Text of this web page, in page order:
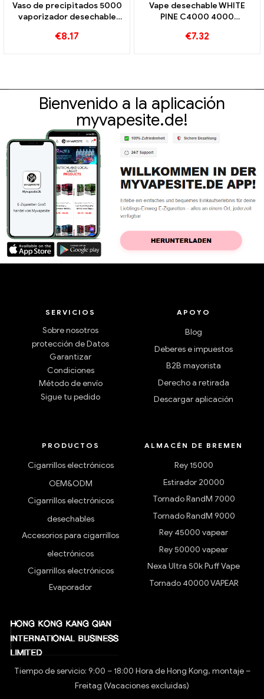
Vaso de precipitados 5000
vaporizador desechable
€8.17
Vape desechable WHITE
PINE C4000 4000
€7.32
Bienvenido a la aplicación
myvapesite.de!
SERVICIOS
Sobre nosotros
protección de Datos
Garantizar
Condiciones
Método de envío
Sigue tu pedido
APOYO
Blog
Deberes e impuestos
B2B mayorista
Derecho a retirada
Descargar aplicación
PRODUCTOS
Cigarrillos electrónicos
OEM&ODM
Cigarrillos electrónicos
desechables
Accesorios para cigarrillos
electrónicos
Cigarrillos electrónicos
Evaporador
ALMACÉN DE BREMEN
Rey 15000
Estirador 20000
Tornado RandM 7000
Tornado RandM 9000
Rey 45000 vapear
Rey 50000 vapear
Nexa Ultra 50k Puff Vape
Tornado 40000 VAPEAR
Tiempo de servicio: 9:00 – 18:00 Hora de Hong Kong, montaje –
Freitag (Vacaciones excluidas)